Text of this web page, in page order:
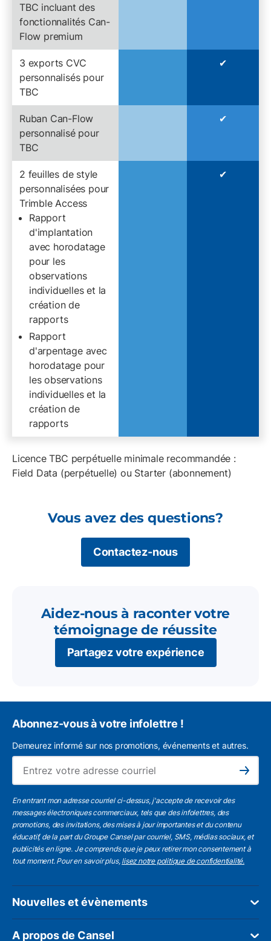
TBC incluant des
fonctionnalités Can-
Flow premium
3 exports CVC
personnalisés pour
TBC
✔︎
Ruban Can-Flow
personnalisé pour
TBC
✔︎
2 feuilles de style
personnalisées pour
Trimble Access
Rapport
d'implantation
avec horodatage
pour les
observations
individuelles et la
création de
rapports
Rapport
d'arpentage avec
horodatage pour
les observations
individuelles et la
création de
rapports
✔︎
Licence TBC perpétuelle minimale recommandée :
Field Data (perpétuelle) ou Starter (abonnement)
Vous avez des questions?
Contactez-nous
Aidez-nous à raconter votre
témoignage de réussite
Partagez votre expérience
Abonnez-vous à votre infolettre !
Demeurez informé sur nos promotions, événements et autres.
Subscribe
En entrant mon adresse courriel ci-dessus, j'accepte de recevoir des
messages électroniques commerciaux, tels que des infolettres, des
promotions, des invitations, des mises à jour importantes et du contenu
éducatif, de la part du Groupe Cansel par courriel, SMS, médias sociaux, et
publicités en ligne. Je comprends que je peux retirer mon consentement à
tout moment. Pour en savoir plus, lisez notre politique de confidentialité.
Nouvelles et évènements
A propos de Cansel